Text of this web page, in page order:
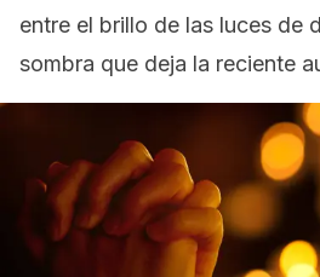
entre el brillo de las luces de
sombra que deja la reciente